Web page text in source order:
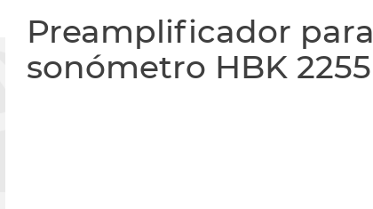
Preamplificador para
sonómetro HBK 2255